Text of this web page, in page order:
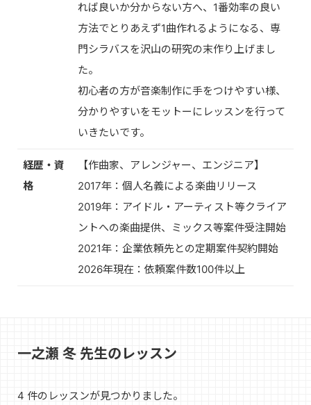
れば良いか分からない方へ、1番効率の良い
方法でとりあえず1曲作れるようになる、専
門シラバスを沢山の研究の末作り上げまし
た。
初心者の方が音楽制作に手をつけやすい様、
分かりやすいをモットーにレッスンを行って
いきたいです。
経歴・資
格
【作曲家、アレンジャー、エンジニア】
2017年：個人名義による楽曲リリース
2019年：アイドル・アーティスト等クライア
ントへの楽曲提供、ミックス等案件受注開始
2021年：企業依頼先との定期案件契約開始
2026年現在：依頼案件数100件以上
一之瀬 冬 先生のレッスン
4 件のレッスンが見つかりました。